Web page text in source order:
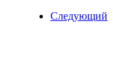
Следующий